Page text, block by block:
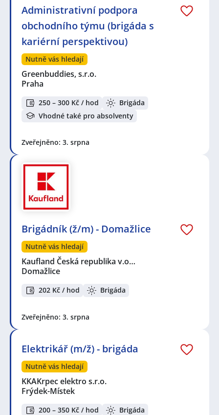
Administrativní podpora
obchodního týmu (brigáda s
kariérní perspektivou)
Nutně vás hledají
Greenbuddies, s.r.o.
Praha
250 – 300 Kč / hod
Brigáda
Vhodné také pro absolventy
Zveřejněno: 3. srpna
Brigádník (ž/m) - Domažlice
Nutně vás hledají
Kaufland Česká republika v.o…
Domažlice
202 Kč / hod Brigáda
Zveřejněno: 3. srpna
Elektrikář (m/ž) - brigáda
Nutně vás hledají
KKAKrpec elektro s.r.o.
Frýdek-Místek
200 – 350 Kč / hod
Brigáda